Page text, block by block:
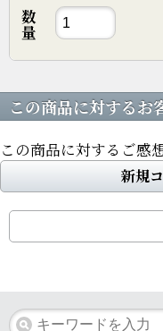
数
量
この商品に対するお
この商品に対するご感
新規